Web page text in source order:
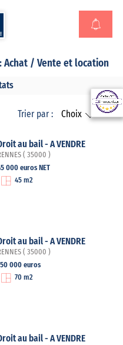
Achat / Vente et location
Trier par : Choix
au bail - A VENDRE
( 35000 )
000 euros NET
45 m2
au bail - A VENDRE
( 35000 )
000 euros
70 m2
au bail - A VENDRE